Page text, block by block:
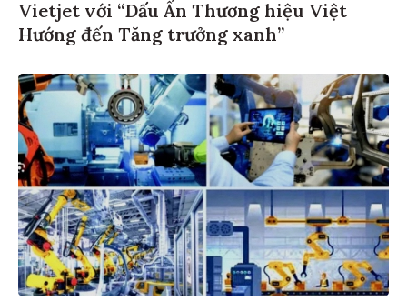
Vietjet với “Dấu Ấn Thương hiệu Việt
Hướng đến Tăng trưởng xanh”